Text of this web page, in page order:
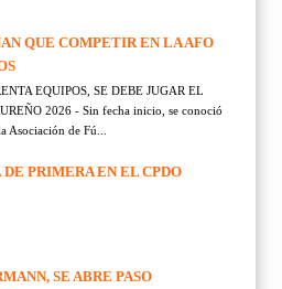
QUE COMPETIR EN LA AFO
EQUIPOS, SE DEBE JUGAR EL
2026 - Sin fecha inicio, se conoció
Asociación de Fú...
DE PRIMERA EN EL CPDO
SE ABRE PASO